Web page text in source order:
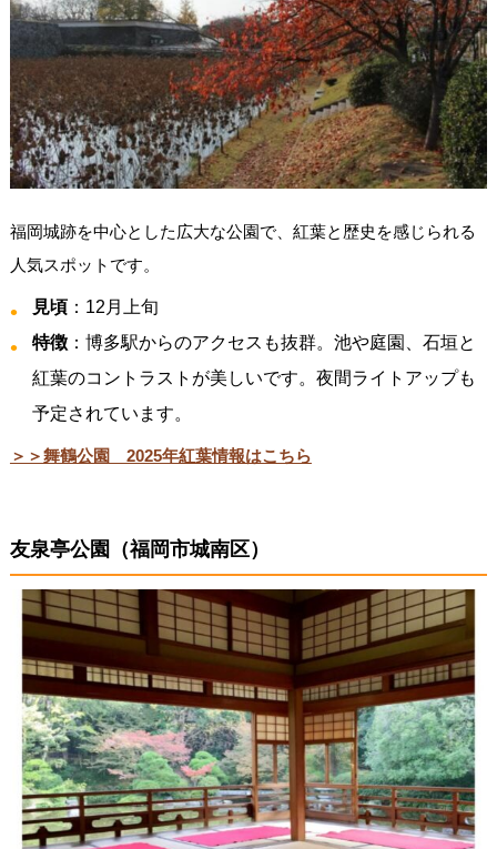
福岡城跡を中心とした広大な公園で、紅葉と歴史を感じられる
人気スポットです。
見頃：12月上旬
特徴：博多駅からのアクセスも抜群。池や庭園、石垣と
紅葉のコントラストが美しいです。夜間ライトアップも
予定されています。
＞＞舞鶴公園 2025年紅葉情報はこちら
友泉亭公園（福岡市城南区）